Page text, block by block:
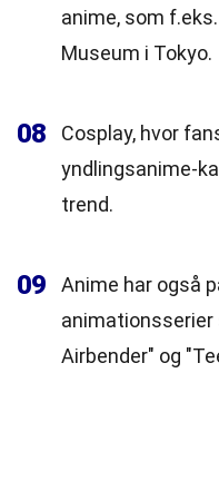
anime, som
Museum i Tokyo.
08
Cosplay, hvor
yndlingsanime-
trend.
09
Anime har også
animationsserier
Airbender" og